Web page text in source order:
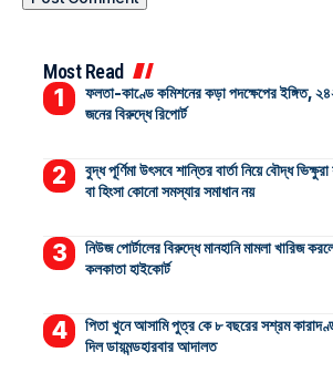
Most Read
ফলতা-কাণ্ডে কমিশনের কড়া পদক্ষেপের ইঙ্গিত,
জনের বিরুদ্ধে রিপোর্ট
বুদ্ধ পূর্ণিমা উৎসবে শান্তির বার্তা নিয়ে বৌদ্ধ
বা হিংসা কোনো সমস্যার সমাধান নয়
নিউজ পোর্টালের বিরুদ্ধে মানহানি মামলা খারিজ
কলকাতা হাইকোর্ট
পিতা খুনে আসামি পুত্র কে ৮ বছরের সশ্রম
দিল ডায়মন্ডহারবার আদালত